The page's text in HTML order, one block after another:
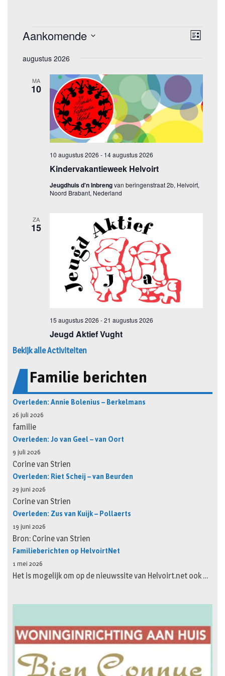
Bekijk alle Activiteiten
Familie berichten
Overleden: Annie Bolenius – Berkelmans
26 juli 2026
familie
Overleden: Jo van Geel – van Oort
9 juli 2026
Corine van Strien
Overleden: Riet Scheij – van Beurden
29 juni 2026
Corine van Strien
Overleden: Zus van Kuijk – Pollaerts
19 juni 2026
Bron: Corine van Strien
Familieberichten op HelvoirtNet
1 mei 2026
Het is mogelijk om op de nieuwssite van Helvoirt.net ook …